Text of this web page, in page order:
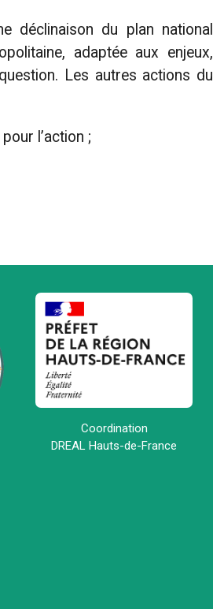
déclinaison du plan national
adaptée aux enjeux,
Les autres actions du
l’action ;
Coordination
DREAL Hauts-de-France